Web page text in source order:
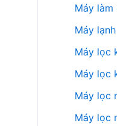
Máy làm
Máy lạnh
Máy lọc
Máy lọc
Máy lọc
Máy lọc